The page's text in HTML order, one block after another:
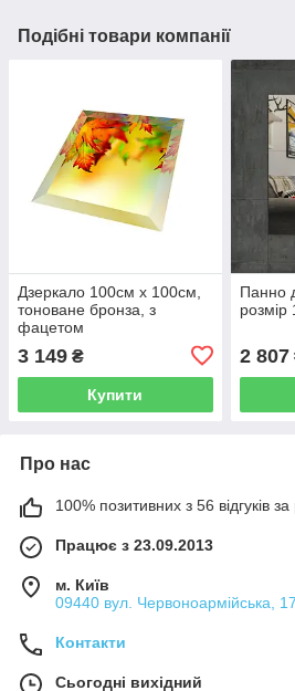
Подібні товари компанії
Дзеркало 100см х 100см,
тоноване бронза, з
фацетом
3 149 ₴
Купити
Панно
2 807
Про нас
100% позитивних з 56 відгуків за
Працює з 23.09.2013
м. Київ
09440 вул. Червоноармійська,
Контакти
Сьогодні вихідний